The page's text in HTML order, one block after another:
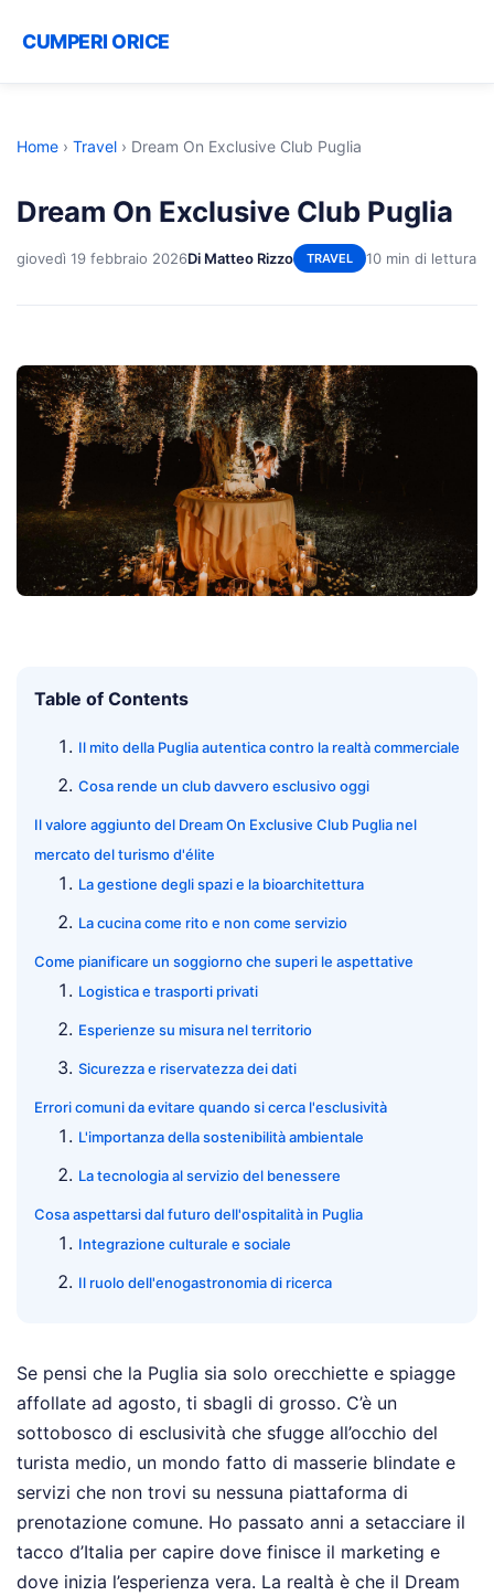
CUMPERI ORICE
Home › Travel › Dream On Exclusive Club Puglia
Dream On Exclusive Club Puglia
giovedì 19 febbraio 2026Di Matteo Rizzo TRAVEL 10 min di lettura
Table of Contents
Il mito della Puglia autentica contro la realtà commerciale
Cosa rende un club davvero esclusivo oggi
Il valore aggiunto del Dream On Exclusive Club Puglia nel
mercato del turismo d'élite
La gestione degli spazi e la bioarchitettura
La cucina come rito e non come servizio
Come pianificare un soggiorno che superi le aspettative
Logistica e trasporti privati
Esperienze su misura nel territorio
Sicurezza e riservatezza dei dati
Errori comuni da evitare quando si cerca l'esclusività
L'importanza della sostenibilità ambientale
La tecnologia al servizio del benessere
Cosa aspettarsi dal futuro dell'ospitalità in Puglia
Integrazione culturale e sociale
Il ruolo dell'enogastronomia di ricerca
Se pensi che la Puglia sia solo orecchiette e spiagge
affollate ad agosto, ti sbagli di grosso. C’è un
sottobosco di esclusività che sfugge all’occhio del
turista medio, un mondo fatto di masserie blindate e
servizi che non trovi su nessuna piattaforma di
prenotazione comune. Ho passato anni a setacciare il
tacco d’Italia per capire dove finisce il marketing e
dove inizia l’esperienza vera. La realtà è che il Dream